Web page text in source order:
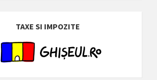
TAXE SI IMPOZITE